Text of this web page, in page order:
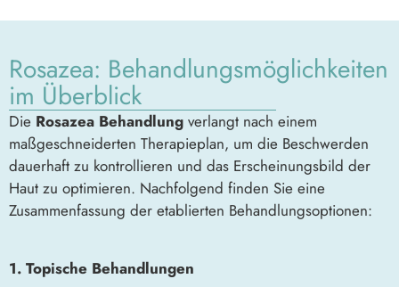
Rosazea: Behandlungsmöglichkeiten
im Überblick
Die Rosazea Behandlung verlangt nach einem
maßgeschneiderten Therapieplan, um die Beschwerden
dauerhaft zu kontrollieren und das Erscheinungsbild der
Haut zu optimieren. Nachfolgend finden Sie eine
Zusammenfassung der etablierten Behandlungsoptionen:
1. Topische Behandlungen